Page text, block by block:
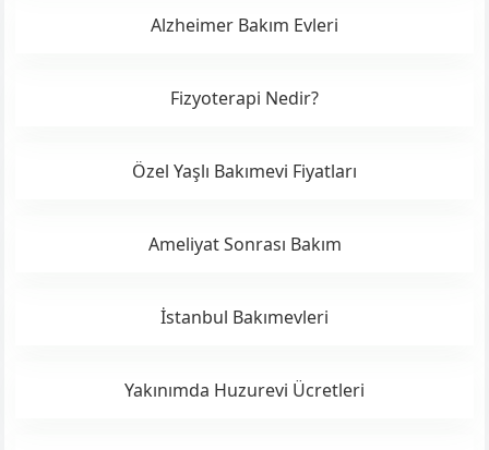
Alzheimer Bakım Evleri
Fizyoterapi Nedir?
Özel Yaşlı Bakımevi Fiyatları
Ameliyat Sonrası Bakım
İstanbul Bakımevleri
Yakınımda Huzurevi Ücretleri